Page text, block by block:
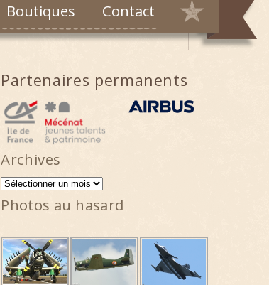
Boutiques Contact
Partenaires permanents
Archives
Archives
Photos au hasard